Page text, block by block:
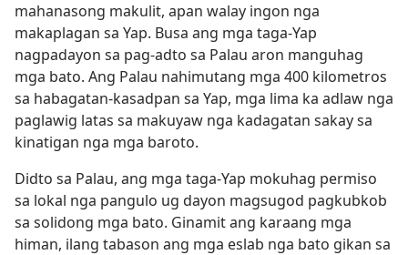
mahanasong makulit, apan walay ingon nga
makaplagan sa Yap. Busa ang mga taga-Yap
nagpadayon sa pag-adto sa Palau aron manguhag
mga bato. Ang Palau nahimutang mga 400 kilometros
sa habagatan-kasadpan sa Yap, mga lima ka adlaw nga
paglawig latas sa makuyaw nga kadagatan sakay sa
kinatigan nga mga baroto.
Didto sa Palau, ang mga taga-Yap mokuhag permiso
sa lokal nga pangulo ug dayon magsugod pagkubkob
sa solidong mga bato. Ginamit ang karaang mga
himan, ilang tabason ang mga eslab nga bato gikan sa